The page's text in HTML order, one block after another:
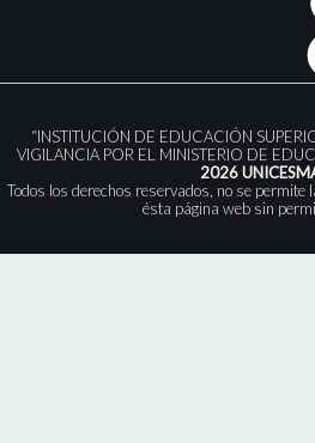
“INSTITUCIÓN DE EDUCACIÓN
VIGILANCIA POR EL MINISTERIO DE
2026
Todos los derechos reservados, no se permite
ésta página web sin